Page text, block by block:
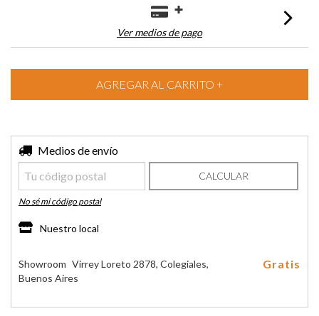
Ver medios de pago
Entregas para el CP:
Medios de envío
CALCULAR
No sé mi código postal
Nuestro local
Showroom Virrey Loreto 2878, Colegiales,
Buenos Aires
Gratis